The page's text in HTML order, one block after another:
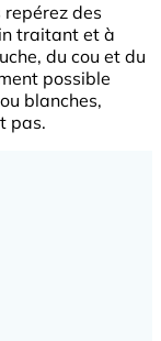
repérez des
traitant et à
du cou et du
possible
blanches,
pas.